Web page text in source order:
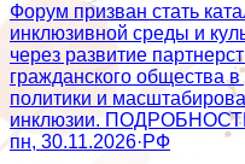
Форум призван стать
инклюзивной среды и
через развитие
гражданского общества
политики и
инклюзии.
пн, 30.11.2026·РФ